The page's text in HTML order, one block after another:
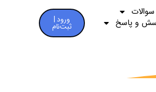
و پاسخ
ورود |
ثبت‌نام